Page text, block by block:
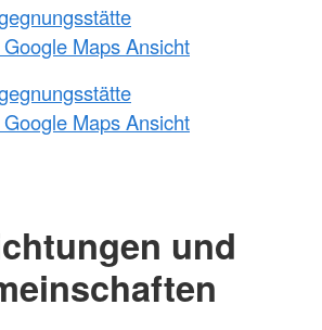
Maps Ansicht
Maps Ansicht
und